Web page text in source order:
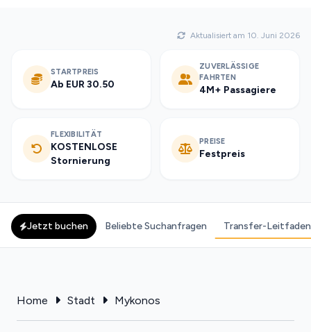
Aktualisiert am 10. Juni 2026
STARTPREIS
Ab EUR 30.50
ZUVERLÄSSIGE
FAHRTEN
4M+ Passagiere
FLEXIBILITÄT
KOSTENLOSE
Stornierung
PREISE
Festpreis
Jetzt buchen Beliebte Suchanfragen Transfer-Leitfaden
Home Stadt Mykonos